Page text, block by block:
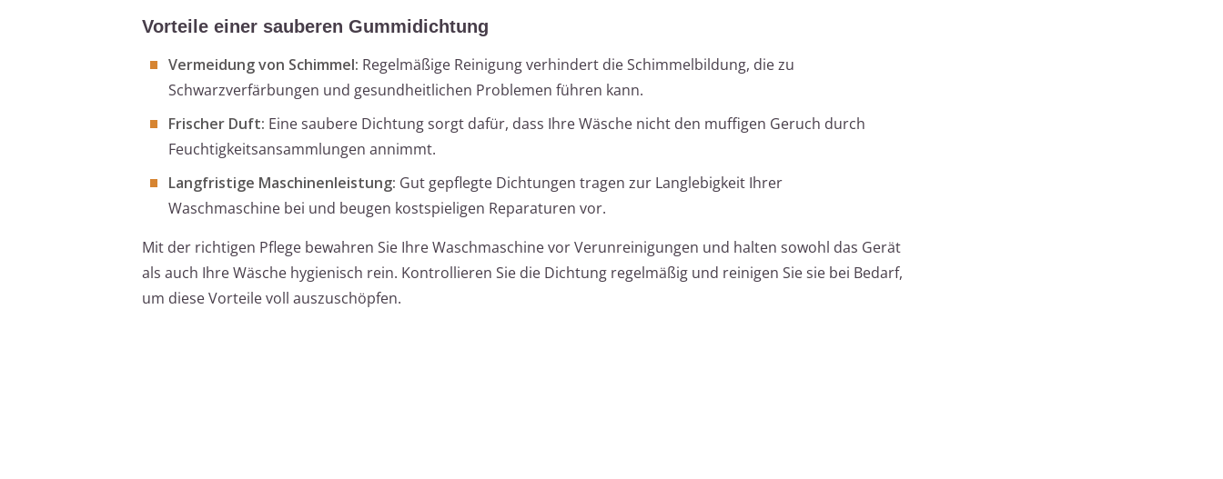
Vorteile einer sauberen Gummidichtung
Vermeidung von Schimmel: Regelmäßige Reinigung verhindert die Schimmelbildung, die zu
Schwarzverfärbungen und gesundheitlichen Problemen führen kann.
Frischer Duft: Eine saubere Dichtung sorgt dafür, dass Ihre Wäsche nicht den muffigen Geruch durch
Feuchtigkeitsansammlungen annimmt.
Langfristige Maschinenleistung: Gut gepflegte Dichtungen tragen zur Langlebigkeit Ihrer
Waschmaschine bei und beugen kostspieligen Reparaturen vor.
Mit der richtigen Pflege bewahren Sie Ihre Waschmaschine vor Verunreinigungen und halten sowohl das Gerät
als auch Ihre Wäsche hygienisch rein. Kontrollieren Sie die Dichtung regelmäßig und reinigen Sie sie bei Bedarf,
um diese Vorteile voll auszuschöpfen.